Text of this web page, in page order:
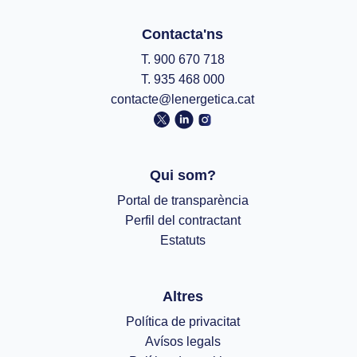
Contacta'ns
T. 900 670 718
T. 935 468 000
contacte@lenergetica.cat
Qui som?
Portal de transparència
Perfil del contractant
Estatuts
Altres
Política de privacitat
Avísos legals